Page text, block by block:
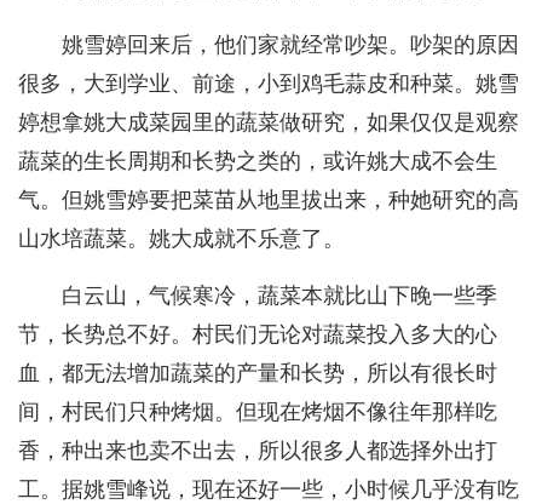
姚雪婷回来后，他们家就经常吵架。吵架的原因
很多，大到学业、前途，小到鸡毛蒜皮和种菜。姚雪
婷想拿姚大成菜园里的蔬菜做研究，如果仅仅是观察
蔬菜的生长周期和长势之类的，或许姚大成不会生
气。但姚雪婷要把菜苗从地里拔出来，种她研究的高
山水培蔬菜。姚大成就不乐意了。
白云山，气候寒冷，蔬菜本就比山下晚一些季
节，长势总不好。村民们无论对蔬菜投入多大的心
血，都无法增加蔬菜的产量和长势，所以有很长时
间，村民们只种烤烟。但现在烤烟不像往年那样吃
香，种出来也卖不出去，所以很多人都选择外出打
工。据姚雪峰说，现在还好一些，小时候几乎没有吃